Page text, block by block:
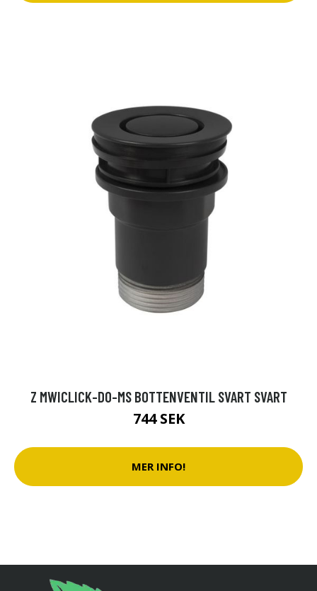
Z MWICLICK-DO-MS BOTTENVENTIL SVART SVART
744 SEK
MER INFO!